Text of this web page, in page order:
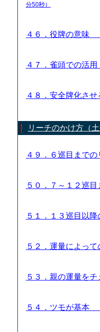
分50秒）
４６．役牌の意味
４７．雀頭での活
４８．安全牌化さ
リーチのかけ方（
４９．６巡目まで
５０．７～１２巡
５１．１３巡目以
５２．運量によっ
５３．親の運量を
５４．ツモが基本